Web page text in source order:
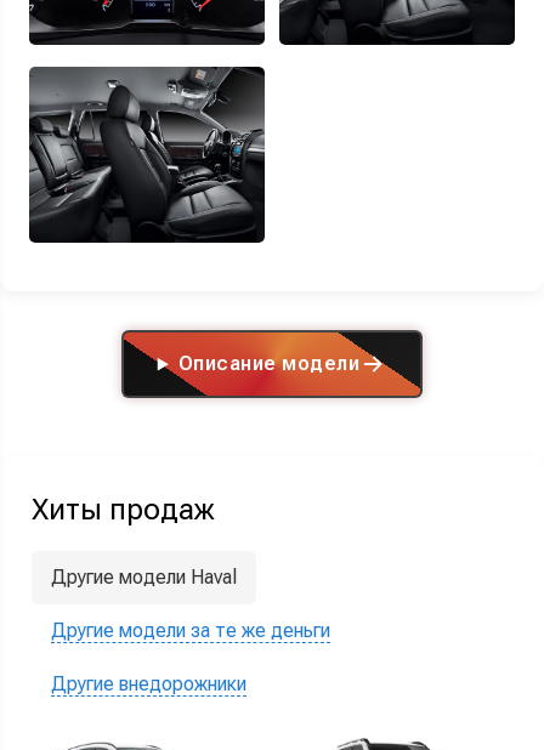
Описание модели
Хиты продаж
Другие модели Haval
Другие модели за те же деньги
Другие внедорожники